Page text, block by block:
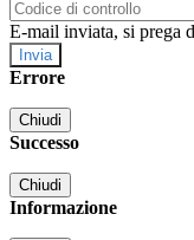
E-mail inviata, si prega
Errore
Chiudi
Successo
Chiudi
Informazione